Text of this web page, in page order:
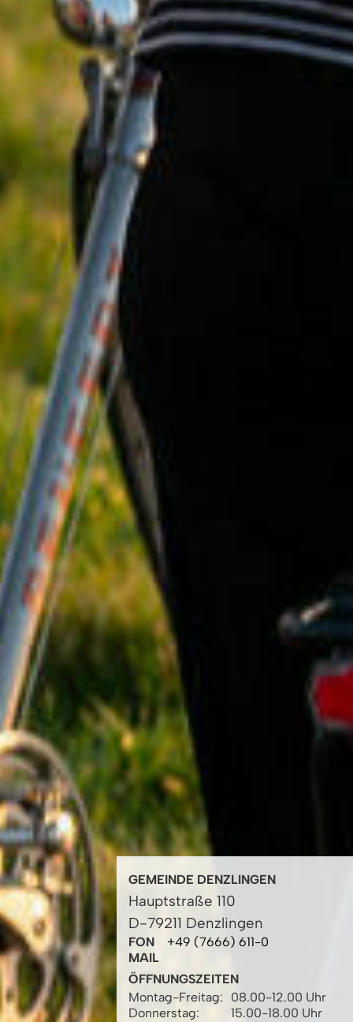
GEMEINDE DENZLINGEN
Hauptstraße 110
D-79211 Denzlingen
FON
+49 (7666) 611-0
MAIL
ÖFFNUNGSZEITEN
Montag-Freitag:
08.00-12.00 Uhr
Donnerstag:
15.00-18.00 Uhr